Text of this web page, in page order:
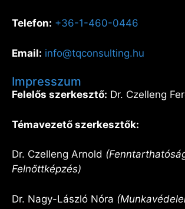
Telefon: +36-1-460-0446
Email: info@tqconsulting.hu
Impresszum
Felelős szerkesztő: Dr. Czelleng
Témavezető szerkesztők:
Dr. Czelleng Arnold
Felnőttképzés)
Dr. Nagy-László Nóra